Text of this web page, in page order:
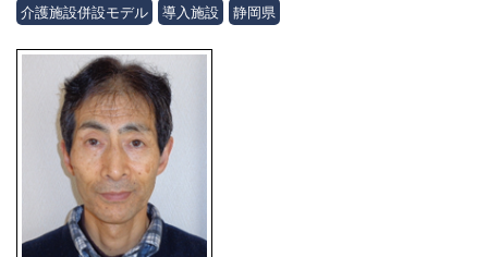
介護施設併設モデル 導入施設 静岡県